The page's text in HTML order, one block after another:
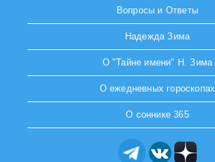
Вопросы и Ответы
Надежда Зима
О "Тайне имени" Н. Зима
О ежедневных гороскопах
О соннике 365